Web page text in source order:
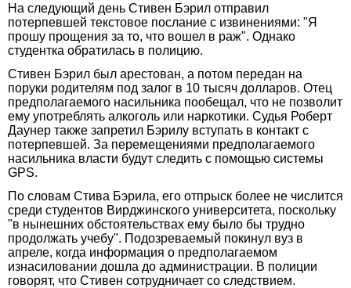
На следующий день Стивен Бэрил отправил
потерпевшей текстовое послание с извинениями: "Я
прошу прощения за то, что вошел в раж". Однако
студентка обратилась в полицию.
Стивен Бэрил был арестован, а потом передан на
поруки родителям под залог в 10 тысяч долларов. Отец
предполагаемого насильника пообещал, что не позволит
ему употреблять алкоголь или наркотики. Судья Роберт
Даунер также запретил Бэрилу вступать в контакт с
потерпевшей. За перемещениями предполагаемого
насильника власти будут следить с помощью системы
GPS.
По словам Стива Бэрила, его отпрыск более не числится
среди студентов Вирджинского университета, поскольку
"в нынешних обстоятельствах ему было бы трудно
продолжать учебу". Подозреваемый покинул вуз в
апреле, когда информация о предполагаемом
изнасиловании дошла до администрации. В полиции
говорят, что Стивен сотрудничает со следствием.